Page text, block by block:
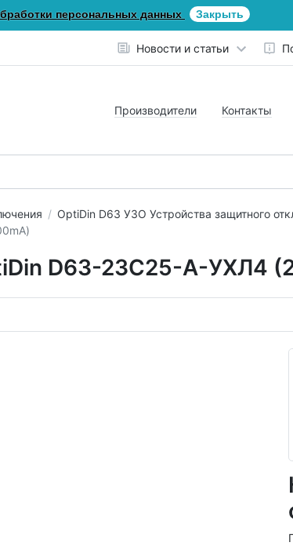
персональных данных Закрыть
Новости и статьи
Производители Контакты
OptiDin D63 УЗО Устройства защитного
D63-23C25-A-УХЛ4